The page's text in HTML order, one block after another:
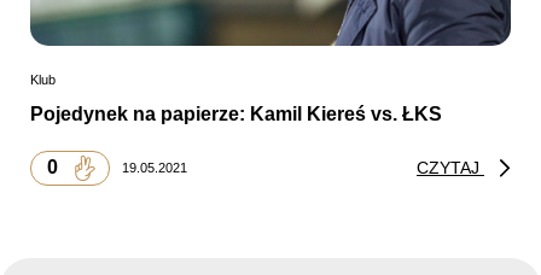
Klub
Pojedynek na papierze: Kamil Kiereś vs. ŁKS
0 19.05.2021 CZYTAJ